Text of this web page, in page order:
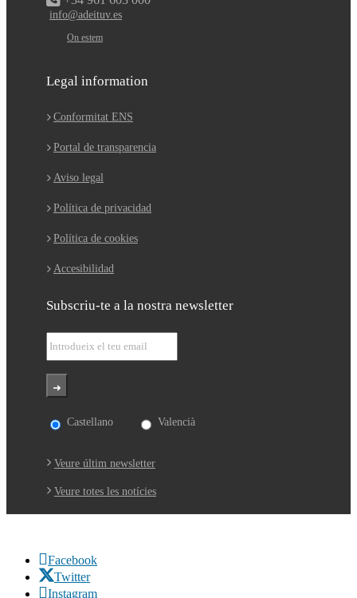
info@adeituv.es
On estem
Legal information
Conformitat ENS
Portal de transparencia
Aviso legal
Política de privacidad
Política de cookies
Accesibilidad
Subscriu-te a la nostra newsletter
Castellano Valencià
Veure últim newsletter
Veure totes les notícies
Facebook
Twitter
Instagram